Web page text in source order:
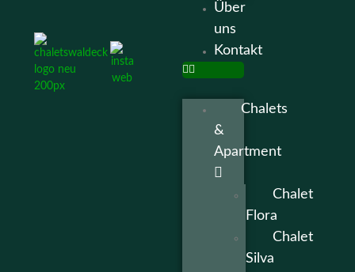
Über
uns
Kontakt
Chalets
&
Apartment
Chalet
Flora
Chalet
Silva